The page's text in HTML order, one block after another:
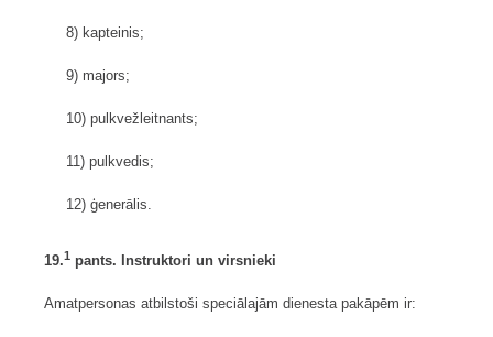
8) kapteinis;
9) majors;
10) pulkvežleitnants;
11) pulkvedis;
12) ģenerālis.
19.1 pants. Instruktori un virsnieki
Amatpersonas atbilstoši speciālajām dienesta pakāpēm ir: